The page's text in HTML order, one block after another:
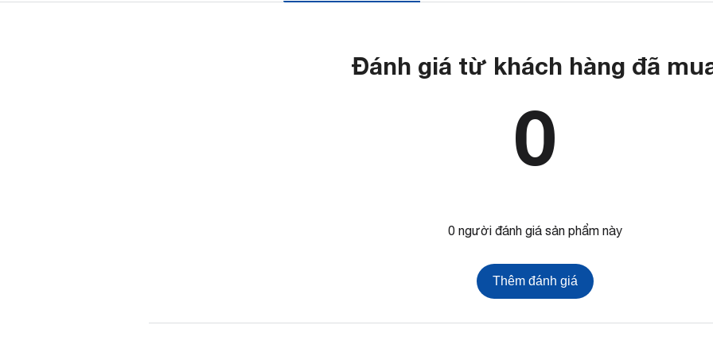
Đánh giá từ khách hàng đã
0
0 người đánh giá sản phẩm này
Thêm đánh giá